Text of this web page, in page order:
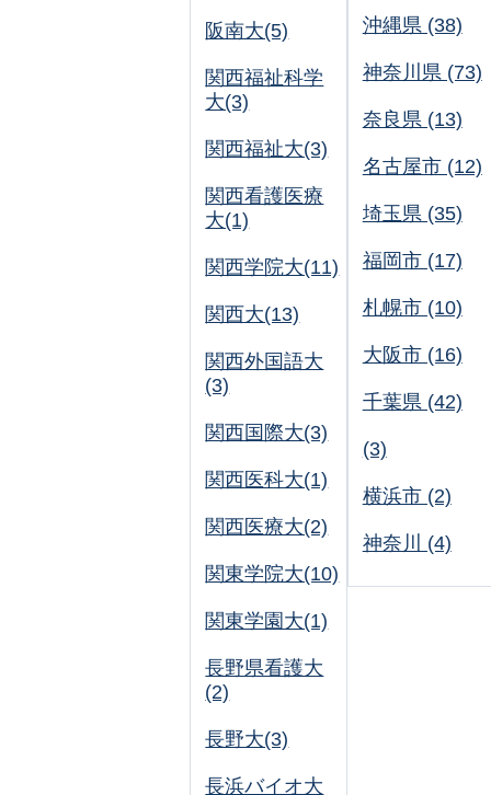
阪南大(5)
関西福祉科学
大(3)
関西福祉大(3)
関西看護医療
大(1)
関西学院大(11)
関西大(13)
関西外国語大
(3)
関西国際大(3)
関西医科大(1)
関西医療大(2)
関東学院大(10)
関東学園大(1)
長野県看護大
(2)
長野大(3)
長浜バイオ大
沖縄県 (38)
神奈川県 (73)
奈良県 (13)
名古屋市 (12)
埼玉県 (35)
福岡市 (17)
札幌市 (10)
大阪市 (16)
千葉県 (42)
(3)
横浜市 (2)
神奈川 (4)